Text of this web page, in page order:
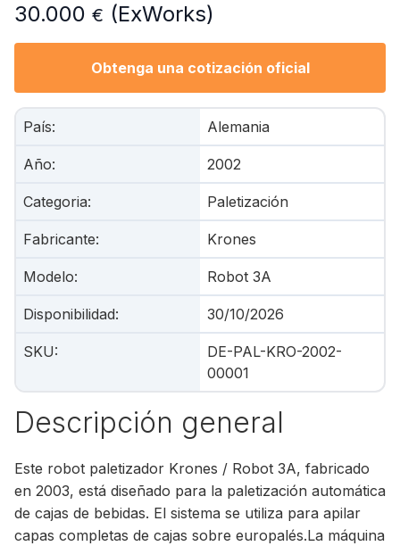
30.000 € (ExWorks)
Obtenga una cotización oficial
País: Alemania
Año: 2002
Categoria: Paletización
Fabricante: Krones
Modelo: Robot 3A
Disponibilidad: 30/10/2026
SKU:
DE-PAL-KRO-2002-
00001
Descripción general
Este robot paletizador Krones / Robot 3A, fabricado
en 2003, está diseñado para la paletización automática
de cajas de bebidas. El sistema se utiliza para apilar
capas completas de cajas sobre europalés.La máquina